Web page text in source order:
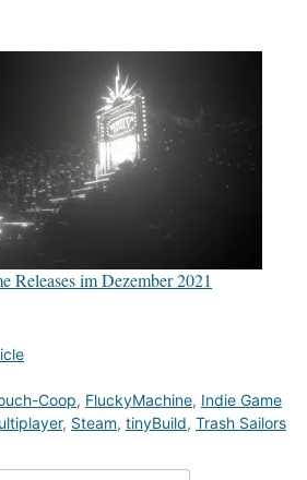
Releases im Dezember 2021
Coop, FluckyMachine, Indie Game
, Steam, tinyBuild, Trash Sailors